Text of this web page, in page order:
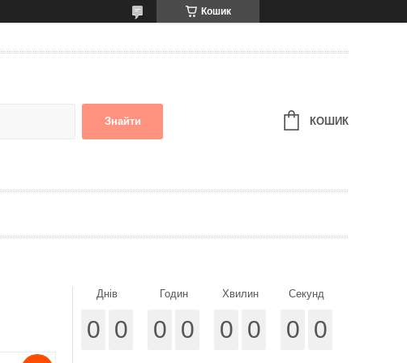
Кошик
Знайти КОШИК
Днів
0 0
Годин
0 0
Хвилин
0 0
Секунд
0 0